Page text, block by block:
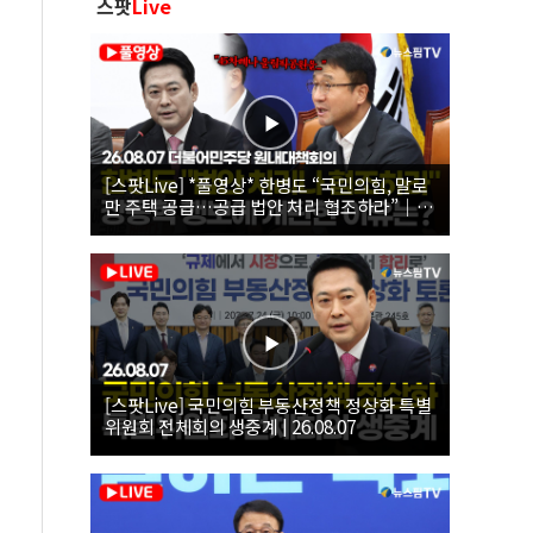
스팟Live
[스팟Live] *풀영상* 한병도 “국민의힘, 말로
만 주택 공급…공급 법안 처리 협조하라”｜
26.08.07 더불어민주당 원내대책회의
[스팟Live] 국민의힘 부동산정책 정상화 특별
위원회 전체회의 생중계 | 26.08.07